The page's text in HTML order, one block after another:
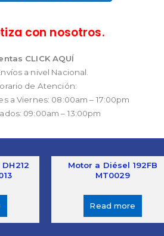
con nosotros.
CLICK AQUÍ
a nivel Nacional.
de Atención:
a Viernes: 08:00am – 17:00pm
09:00am – 13:00pm
Motor a Diésel 192FB
MT0029
Read more